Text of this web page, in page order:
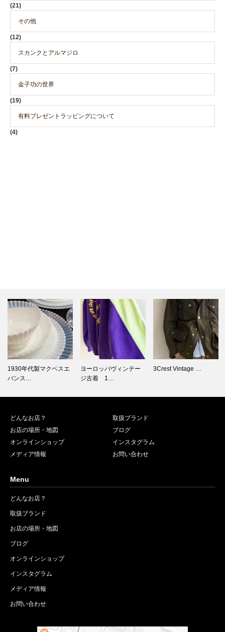
(21)
その他
(12)
スカンクとアルマジロ
(7)
金子功の世界
(19)
有料プレゼントラッピングについて
(4)
1930年代製マクベスエ
バンス…
ヨーロッパヴィンテー
ジ古着 1…
3Crest Vintage …
どんなお店？
取扱ブランド
お店の場所・地図
ブログ
オンラインショップ
インスタグラム
メディア情報
お問い合わせ
Menu
どんなお店？
取扱ブランド
お店の場所・地図
ブログ
オンラインショップ
インスタグラム
メディア情報
お問い合わせ